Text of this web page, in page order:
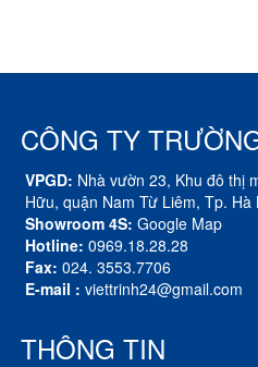
CÔNG TY
VPGD: Nhà vườn 23, Khu đô thị
Hữu, quận Nam Từ Liêm, Tp. Hà
Showroom 4S: Google Map
Hotline: 0969.18.28.28
Fax: 024. 3553.7706
E-mail : viettrinh24@gmail.com
THÔNG TIN